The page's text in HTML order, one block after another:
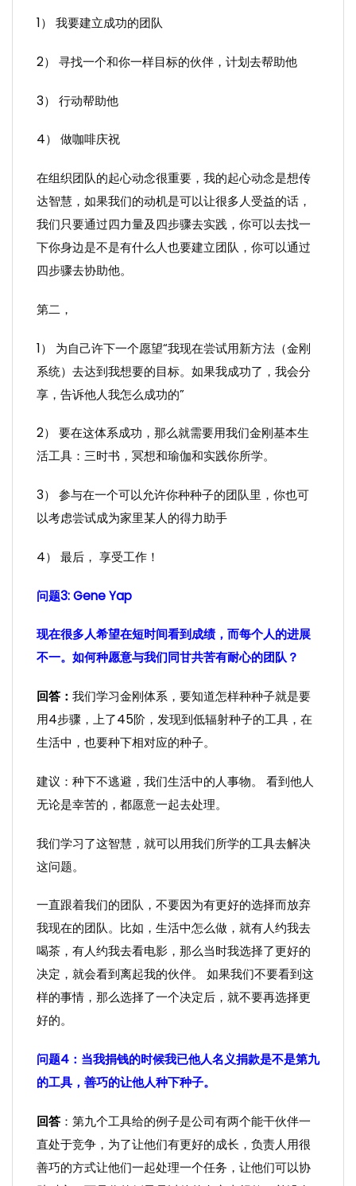
1） 我要建立成功的团队
2） 寻找一个和你一样目标的伙伴，计划去帮助他
3） 行动帮助他
4） 做咖啡庆祝
在组织团队的起心动念很重要，我的起心动念是想传
达智慧，如果我们的动机是可以让很多人受益的话，
我们只要通过四力量及四步骤去实践，你可以去找一
下你身边是不是有什么人也要建立团队，你可以通过
四步骤去协助他。
第二，
1） 为自己许下一个愿望“我现在尝试用新方法（金刚
系统）去达到我想要的目标。如果我成功了，我会分
享，告诉他人我怎么成功的”
2） 要在这体系成功，那么就需要用我们金刚基本生
活工具：三时书，冥想和瑜伽和实践你所学。
3） 参与在一个可以允许你种种子的团队里，你也可
以考虑尝试成为家里某人的得力助手
4） 最后， 享受工作！
问题3:Gene Yap
现在很多人希望在短时间看到成绩，而每个人的进展
不一。如何种愿意与我们同甘共苦有耐心的团队？
回答： 我们学习金刚体系，要知道怎样种种子就是要
用4步骤，上了45阶，发现到低辐射种子的工具，在
生活中，也要种下相对应的种子。
建议：种下不逃避，我们生活中的人事物。 看到他人
无论是幸苦的，都愿意一起去处理。
我们学习了这智慧，就可以用我们所学的工具去解决
这问题。
一直跟着我们的团队，不要因为有更好的选择而放弃
我现在的团队。比如，生活中怎么做，就有人约我去
喝茶，有人约我去看电影，那么当时我选择了更好的
决定，就会看到离起我的伙伴。 如果我们不要看到这
样的事情，那么选择了一个决定后，就不要再选择更
好的。
问题4：当我捐钱的时候我已他人名义捐款是不是第九
的工具，善巧的让他人种下种子。
回答 ：第九个工具给的例子是公司有两个能干伙伴一
直处于竞争，为了让他们有更好的成长，负责人用很
善巧的方式让他们一起处理一个任务，让他们可以协